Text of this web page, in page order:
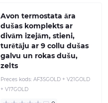
Avon termostata āra
dušas komplekts ar
divām izejām, stieni,
turētāju ar 9 collu dušas
galvu un rokas dušu,
zelts
Preces kods: AF3SGOLD + V21GOLD
+ V17GOLD